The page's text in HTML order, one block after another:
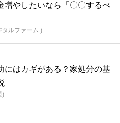
増やしたいなら「〇〇するべ
タルファーム )
にはカギがある？家処分の基
)